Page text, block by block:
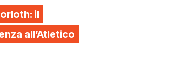
il
all’Atletico